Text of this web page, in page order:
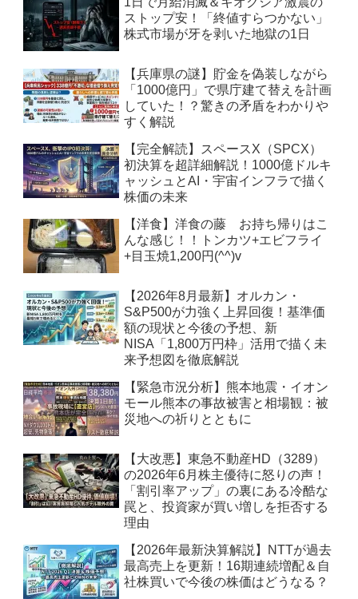
ストップ安！「終値すらつかない」
株式市場が牙を剥いた地獄の1日
【兵庫県の謎】貯金を偽装しながら
「1000億円」で県庁建て替えを計画
していた！？驚きの矛盾をわかりや
すく解説
【完全解読】スペースX（SPCX）
初決算を超詳細解説！1000億ドルキ
ャッシュとAI・宇宙インフラで描く
株価の未来
【洋食】洋食の藤 お持ち帰りはこ
んな感じ！！トンカツ+エビフライ
+目玉焼1,200円(^^)v
【2026年8月最新】オルカン・
S&P500が力強く上昇回復！基準価
額の現状と今後の予想、新
NISA「1,800万円枠」活用で描く未
来予想図を徹底解説
【緊急市況分析】熊本地震・イオン
モール熊本の事故被害と相場観：被
災地への祈りとともに
【大改悪】東急不動産HD（3289）
の2026年6月株主優待に怒りの声！
「割引率アップ」の裏にある冷酷な
罠と、投資家が買い増しを拒否する
理由
【2026年最新決算解説】NTTが過去
最高売上を更新！16期連続増配＆自
社株買いで今後の株価はどうなる？